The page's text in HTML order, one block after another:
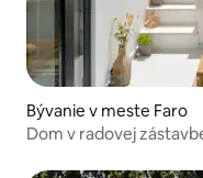
Bývanie v meste Faro
Dom v radovej